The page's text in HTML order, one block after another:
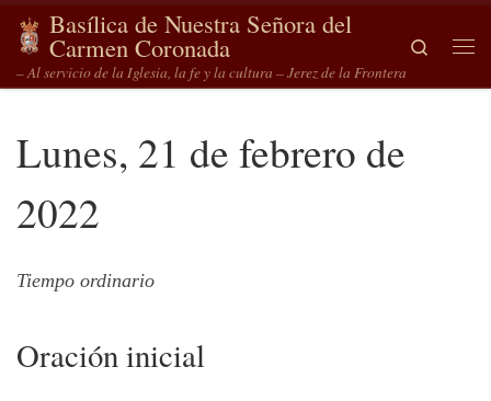
Saltar al contenido
Basílica de Nuestra Señora del
Carmen Coronada
– Al servicio de la Iglesia, la fe y la cultura – Jerez de la Frontera
Search
Lunes, 21 de febrero de
2022
Tiempo ordinario
Oracióninicial